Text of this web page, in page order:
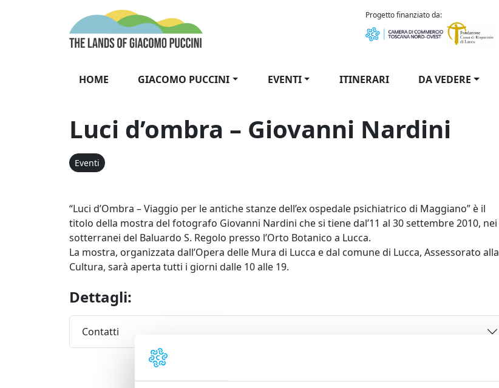
Progetto finanziato da:
HOME GIACOMO PUCCINI EVENTI ITINERARI DA VEDERE
Luci d’ombra – Giovanni Nardini
Eventi
“Luci d’Ombra – Viaggio per le antiche stanze dell’ex ospedale psichiatrico di Maggiano” è il
titolo della mostra del fotografo Giovanni Nardini che si tiene dal’11 al 30 settembre 2010, nei
sotterranei del Baluardo S. Regolo presso l’Orto Botanico a Lucca.
La mostra, organizzata dall’Opera delle Mura di Lucca e dal comune di Lucca, Assessorato alla
Cultura, sarà aperta tutti i giorni dalle 10 alle 19.
Dettagli:
Contatti